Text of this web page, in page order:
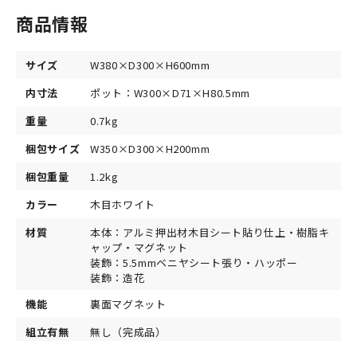
商品情報
サイズ
W380×D300×H600mm
内寸法
ポット：W300×D71×H80.5mm
重量
0.7kg
梱包サイズ
W350×D300×H200mm
梱包重量
1.2kg
カラー
木目ホワイト
材質
本体：アルミ押出材木目シート貼り仕上・樹脂キ
ャップ・マグネット
装飾：5.5mmベニヤシート張り・ハッポー
装飾：造花
機能
裏面マグネット
組立有無
無し（完成品）